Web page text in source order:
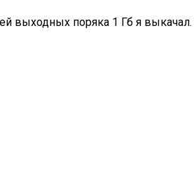
выходных поряка 1 Гб я